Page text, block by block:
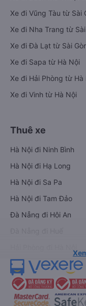
Xe đi Vũng Tàu từ Sài
Xe đi Nha Trang từ
Xe đi Đà Lạt từ Sài
Xe đi Sapa từ Hà Nội
Xe đi Hải Phòng từ Hà
Xe đi Vinh từ Hà Nội
Thuê xe
Hà Nội đi Ninh Bình
Hà Nội đi Hạ Long
Hà Nội đi Sa Pa
Hà Nội đi Tam Đảo
Đà Nẵng đi Hội An